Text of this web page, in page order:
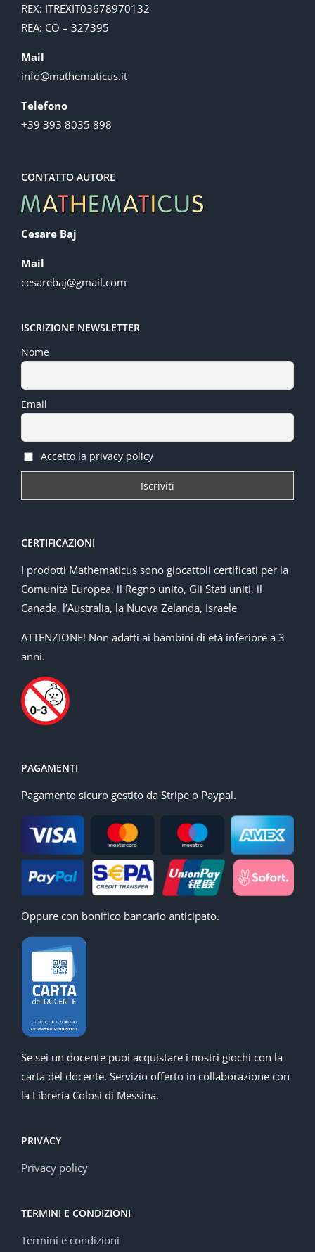
REX: ITREXIT03678970132
REA: CO – 327395
Mail
info@mathematicus.it
Telefono
+39 393 8035 898
CONTATTO AUTORE
Cesare Baj
Mail
cesarebaj@gmail.com
ISCRIZIONE NEWSLETTER
Nome
Email
Accetto la privacy policy
CERTIFICAZIONI
I prodotti Mathematicus sono giocattoli certificati per la
Comunità Europea, il Regno unito, Gli Stati uniti, il
Canada, l’Australia, la Nuova Zelanda, Israele
ATTENZIONE! Non adatti ai bambini di età inferiore a 3
anni.
PAGAMENTI
Pagamento sicuro gestito da Stripe o Paypal.
Oppure con bonifico bancario anticipato.
Se sei un docente puoi acquistare i nostri giochi con la
carta del docente. Servizio offerto in collaborazione con
la Libreria Colosi di Messina.
PRIVACY
Privacy policy
TERMINI E CONDIZIONI
Termini e condizioni